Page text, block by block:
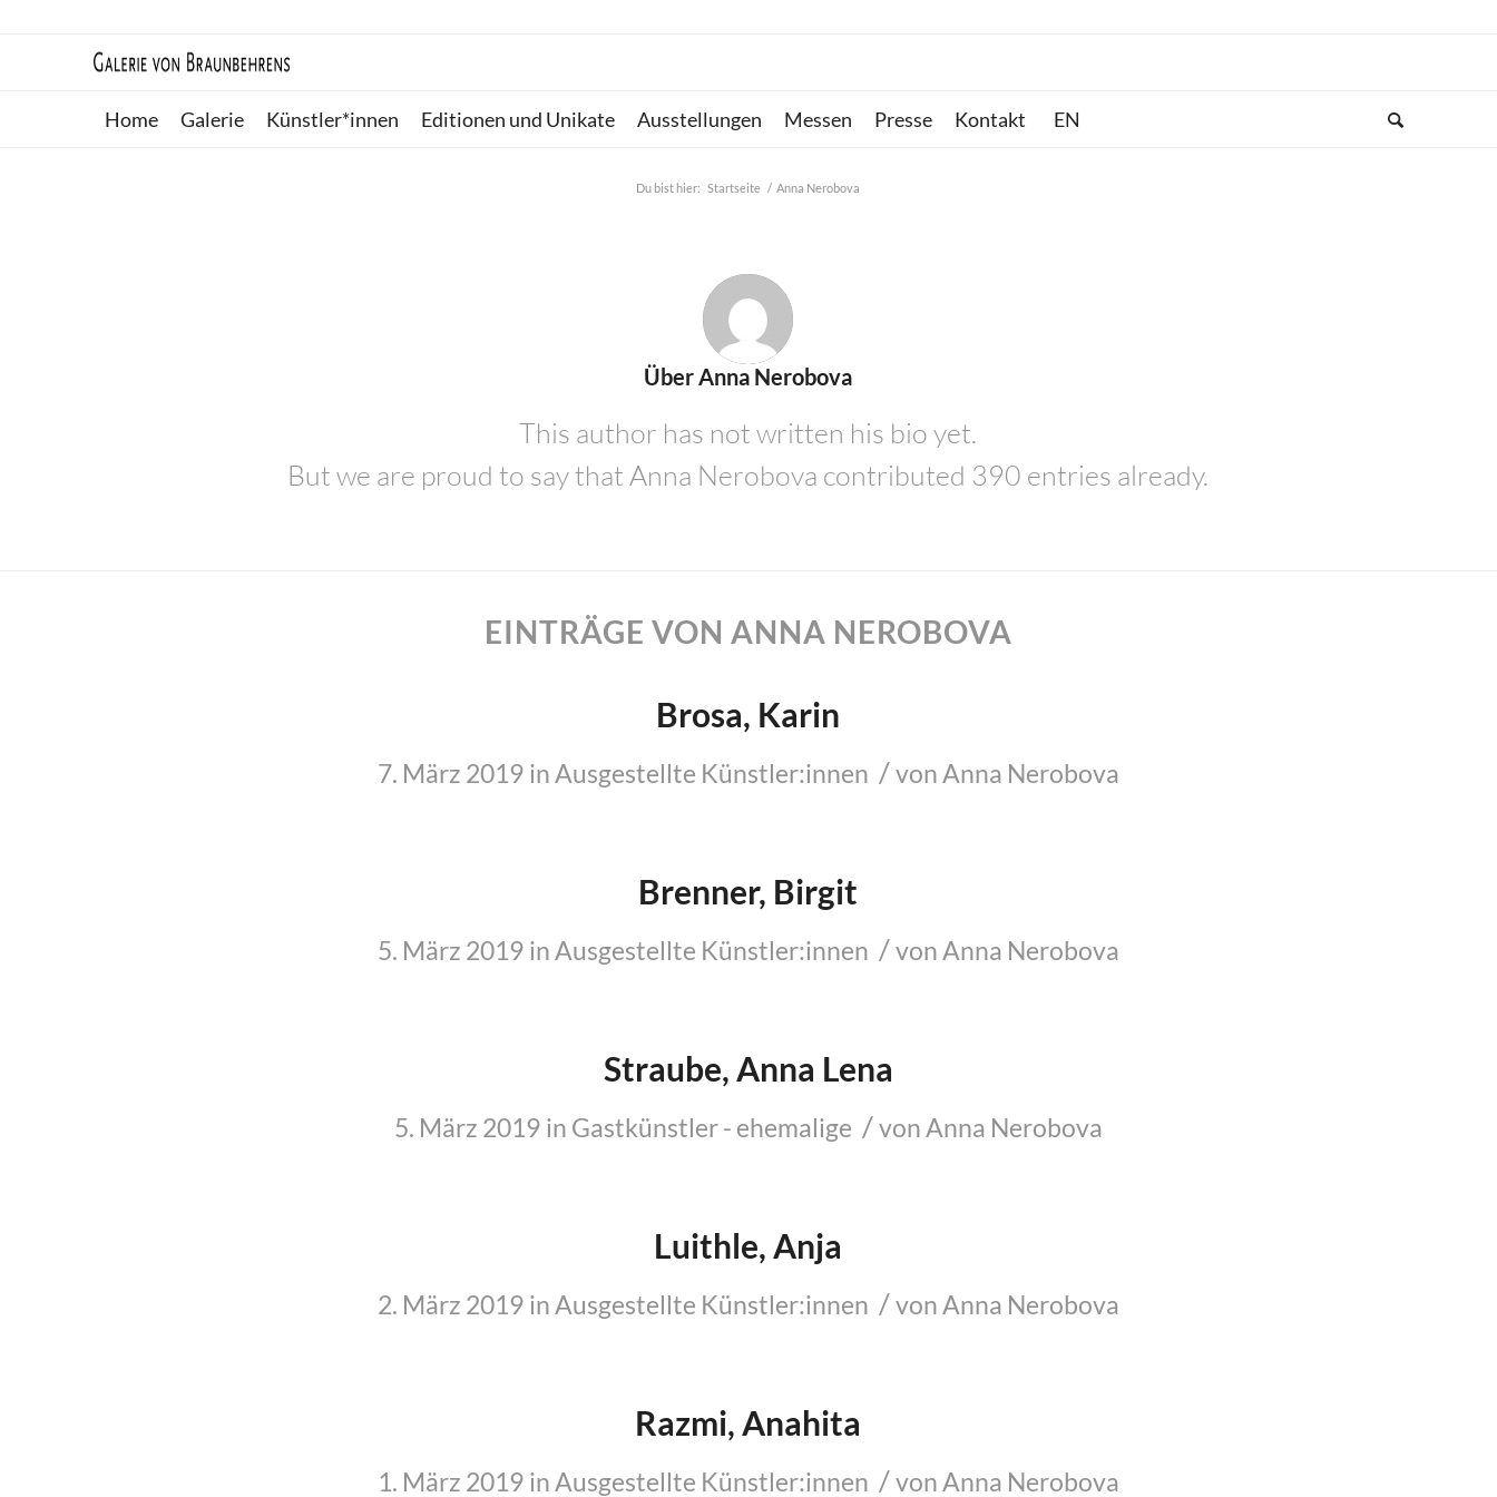
Home Galerie Künstler*innen Editionen und Unikate Ausstellungen Messen Presse Kontakt
Du bist hier: Startseite / Anna Nerobova
ÜberAnna Nerobova
This author has not written his bio yet.
But we are proud to say thatAnna Nerobova contributed 390 entries already.
EINTRÄGE VON ANNA NEROBOVA
Brosa, Karin
7. März 2019 in Ausgestellte Künstler:innen /von Anna Nerobova
Brenner, Birgit
5. März 2019 in Ausgestellte Künstler:innen /von Anna Nerobova
Straube, Anna Lena
5. März 2019 in Gastkünstler - ehemalige /von Anna Nerobova
Luithle, Anja
2. März 2019 in Ausgestellte Künstler:innen /von Anna Nerobova
Razmi, Anahita
1. März 2019 in Ausgestellte Künstler:innen /von Anna Nerobova